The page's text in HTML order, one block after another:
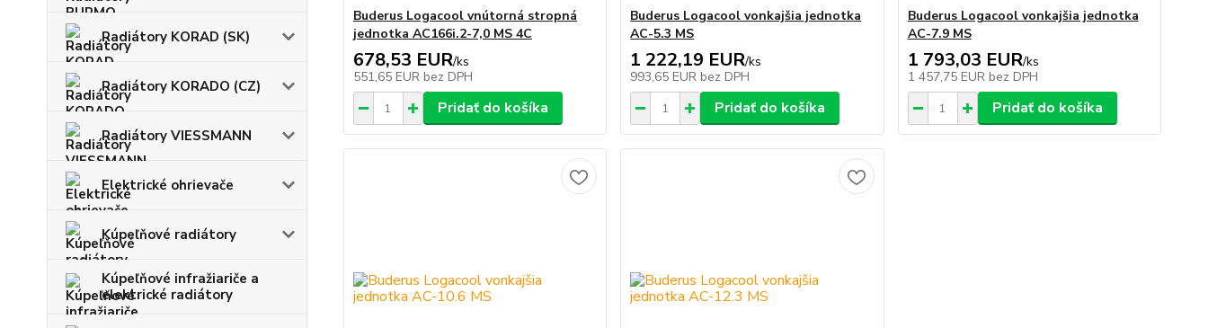
Radiátory KORAD (SK)
Radiátory KORADO (CZ)
Radiátory VIESSMANN
Elektrické ohrievače
Kúpeľňové radiátory
Kúpeľňové infražiariče a
elektrické radiátory
Buderus Logacool vnútorná stropná
jednotka AC166i.2-7,0 MS 4C
678,53 EUR/ks
551,65 EUR bez DPH
Pridať do košíka
Buderus Logacool vonkajšia jednotka
AC-5.3 MS
1 222,19 EUR/ks
993,65 EUR bez DPH
Pridať do košíka
Buderus Logacool vonkajšia jednotka
AC-7.9 MS
1 793,03 EUR/ks
1 457,75 EUR bez DPH
Pridať do košíka